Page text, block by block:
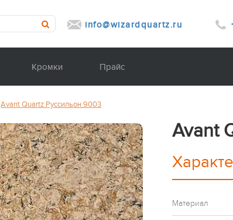
info@wizardquartz.ru
Кромки Прайс
Avant Quartz Руссильон 9003
Avant
Материал